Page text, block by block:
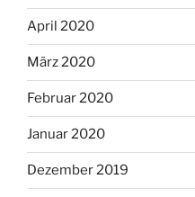
April 2020
März 2020
Februar 2020
Januar 2020
Dezember 2019